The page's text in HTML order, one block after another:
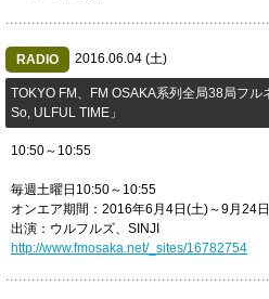
RADIO 2016.06.04 (土)
TOKYO FM、FM OSAKA系列全局38局フ
So, ULFUL TIME」
10:50～10:55
毎週土曜日10:50～10:55
オンエア期間：2016年6月4日(土)～9月24
出演：ウルフルズ、SINJI
http://www.fmosaka.net/_sites/16782754